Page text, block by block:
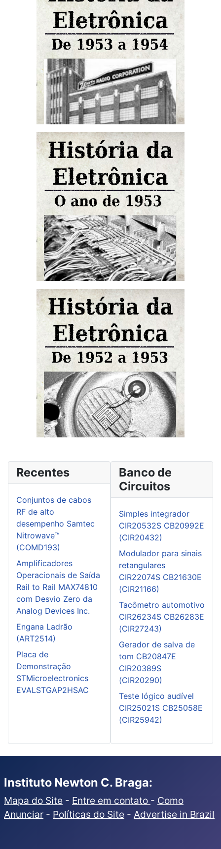
Recentes
Conjuntos de cabos
RF de alto
desempenho Samtec
Nitrowave™
(COMD193)
Amplificadores
Operacionais de Saída
Rail to Rail MAX74810
com Desvio Zero da
Analog Devices Inc.
Engana Ladrão
(ART2514)
Placa de
Demonstração
STMicroelectronics
EVALSTGAP2HSAC
Banco de
Circuitos
Simples integrador
CIR20532S CB20992E
(CIR20432)
Modulador para sinais
retangulares
CIR22074S CB21630E
(CIR21166)
Tacômetro automotivo
CIR26234S CB26283E
(CIR27243)
Gerador de salva de
tom CB20847E
CIR20389S
(CIR20290)
Teste lógico audível
CIR25021S CB25058E
(CIR25942)
Instituto Newton C. Braga:
Mapa do Site - Entre em contato - Como
Anunciar - Políticas do Site - Advertise in Brazil